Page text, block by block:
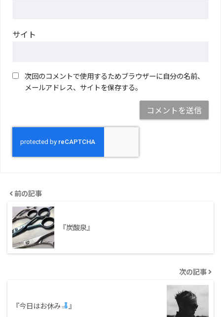
サイト
次回のコメントで使用するためブラウザーに自分の名前、
メールアドレス、サイトを保存する。
前の記事
『炭酸泉』
次の記事
『今日はお休み 』